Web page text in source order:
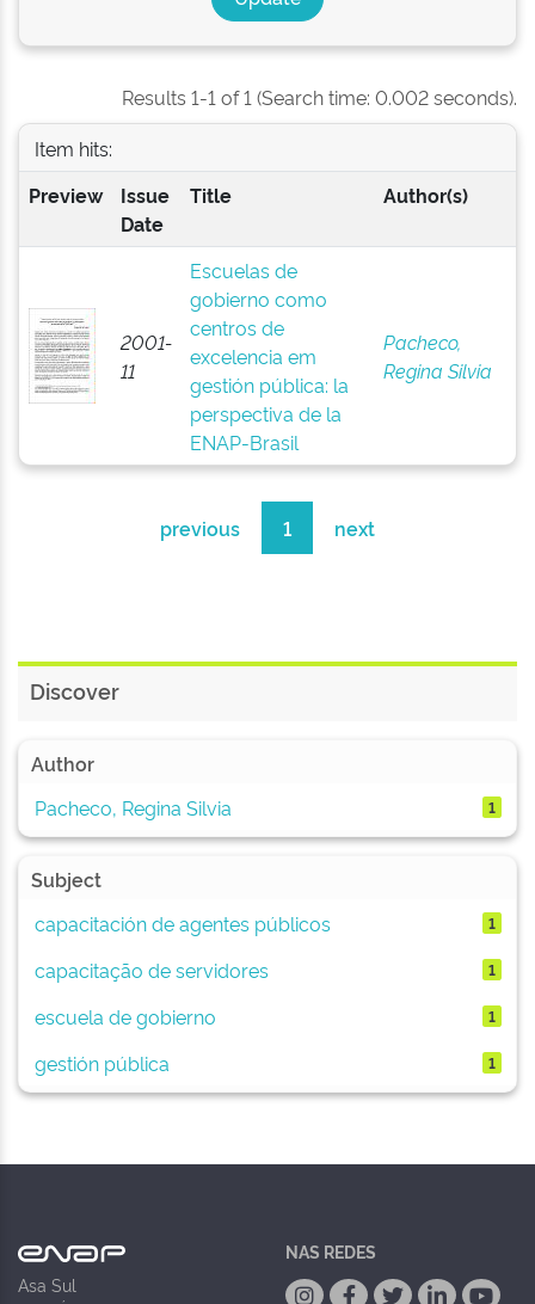
Results 1-1 of 1 (Search time: 0.002 seconds).
Item hits:
Preview
Issue
Date
Title Author(s)
2001-
11
Escuelas de
gobierno como
centros de
excelencia em
gestión pública: la
perspectiva de la
ENAP-Brasil
Pacheco,
Regina Silvia
previous 1 next
Discover
Author
Pacheco, Regina Silvia
1
Subject
capacitación de agentes públicos
1
capacitação de servidores 1
escuela de gobierno 1
gestión pública 1
Asa Sul
NAS REDES